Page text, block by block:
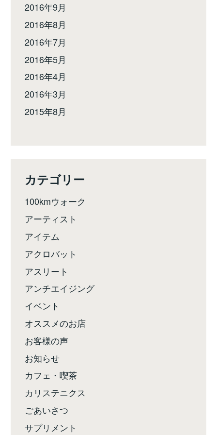
2016年9月
2016年8月
2016年7月
2016年5月
2016年4月
2016年3月
2015年8月
カテゴリー
100kmウォーク
アーティスト
アイテム
アクロバット
アスリート
アンチエイジング
イベント
オススメのお店
お客様の声
お知らせ
カフェ・喫茶
カリステニクス
ごあいさつ
サプリメント